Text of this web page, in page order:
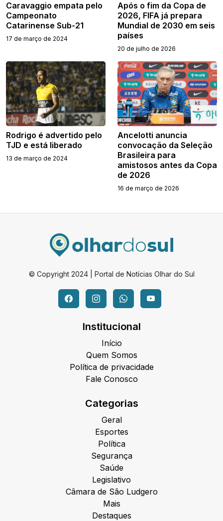
Caravaggio empata pelo
Campeonato
Catarinense Sub-21
17 de março de 2024
Após o fim da Copa de
2026, FIFA já prepara
Mundial de 2030 em seis
países
20 de julho de 2026
Rodrigo é advertido pelo
TJD e está liberado
13 de março de 2024
Ancelotti anuncia
convocação da Seleção
Brasileira para
amistosos antes da Copa
de 2026
16 de março de 2026
© Copyright 2024 | Portal de Notícias Olhar do Sul
Institucional
Início
Quem Somos
Política de privacidade
Fale Conosco
Categorias
Geral
Esportes
Política
Segurança
Saúde
Legislativo
Câmara de São Ludgero
Mais
Destaques